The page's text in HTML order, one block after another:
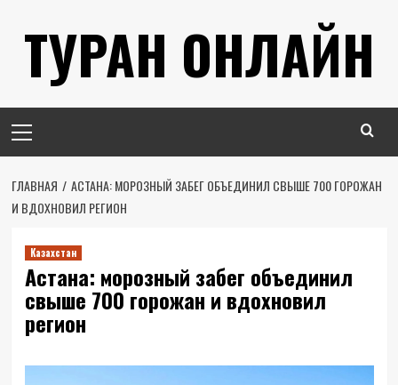
содержимому
ТУРАН ОНЛАЙН
меню
ГЛАВНАЯ
АСТАНА: МОРОЗНЫЙ ЗАБЕГ ОБЪЕДИНИЛ СВЫШЕ 700 ГОРОЖАН
И ВДОХНОВИЛ РЕГИОН
Казахстан
Астана: морозный забег объединил
свыше 700 горожан и вдохновил
регион